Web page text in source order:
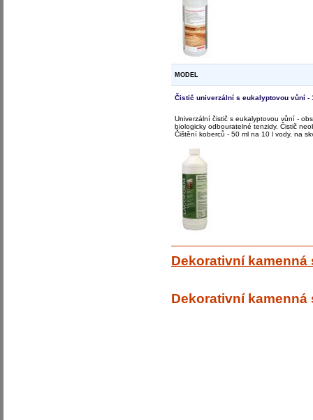
MODEL
Čistič univerzální s eukalyptovou vůní -
Univerzální čistič s eukalyptovou vůní -
biologicky odbouratelné tenzidy. Čistič
Čištění koberců - 50 ml na 10 l vody, na
Dekorativní kamenná
Dekorativní kamenná